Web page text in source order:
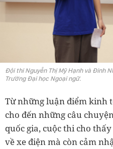
Đội thi Nguyễn Thị Mỹ Hạnh và Đinh
Trường Đại học Ngoại ngữ.
Từ những luận điểm kinh
cho đến những câu
quốc gia, cuộc thi cho
về xe điện mà còn cảm